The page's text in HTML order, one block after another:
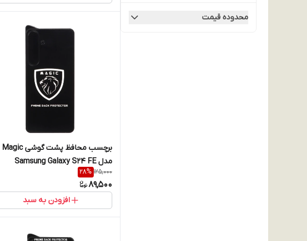
محدوده قیمت
برچسب محافظ پشت گوشی Magic
مدل Samsung Galaxy S24 FE
125,000
28%
89,500
افزودن به سبد